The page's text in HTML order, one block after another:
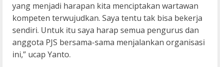
yang menjadi harapan kita menciptakan wartawan
kompeten terwujudkan. Saya tentu tak bisa bekerja
sendiri. Untuk itu saya harap semua pengurus dan
anggota PJS bersama-sama menjalankan organisasi
ini,” ucap Yanto.